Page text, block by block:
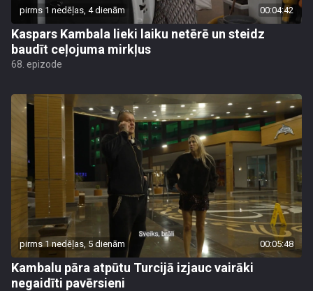
pirms 1 nedēļas, 4 dienām 00:04:42
Kaspars Kambala lieki laiku netērē un steidz
baudīt ceļojuma mirkļus
68. epizode
pirms 1 nedēļas, 5 dienām 00:05:48
Kambalu pāra atpūtu Turcijā izjauc vairāki
negaidīti pavērsieni